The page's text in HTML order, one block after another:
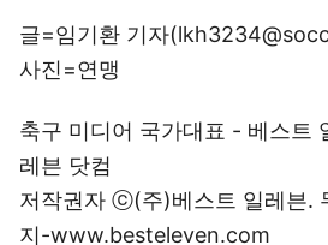
글=임기환 기자
사진=연맹
축구 미디어 국가대표 - 베스트
레븐 닷컴
저작권자 ⓒ(주)베스트 일레븐.
지-www.besteleven.com